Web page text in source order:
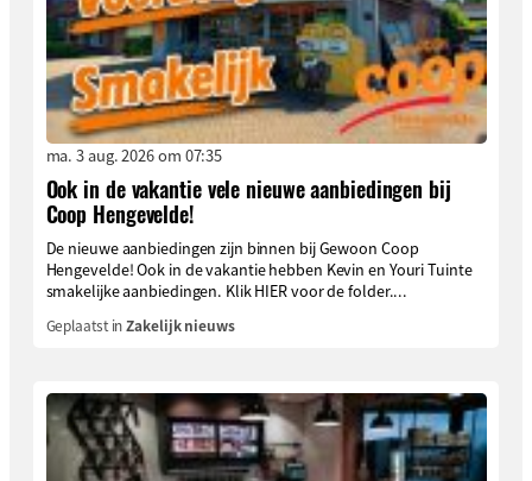
ma. 3 aug. 2026 om 07:35
Ook in de vakantie vele nieuwe aanbiedingen bij
Coop Hengevelde!
De nieuwe aanbiedingen zijn binnen bij Gewoon Coop
Hengevelde! Ook in de vakantie hebben Kevin en Youri Tuinte
smakelijke aanbiedingen. Klik HIER voor de folder....
Geplaatst inZakelijk nieuws